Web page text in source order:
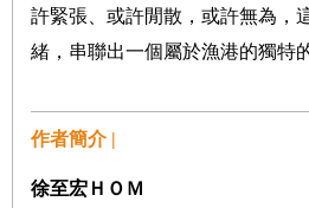
許緊張、或許閒散，或許無為，
緒，串聯出一個屬於漁港的獨特
作者簡介 |
徐至宏ＨＯＭ